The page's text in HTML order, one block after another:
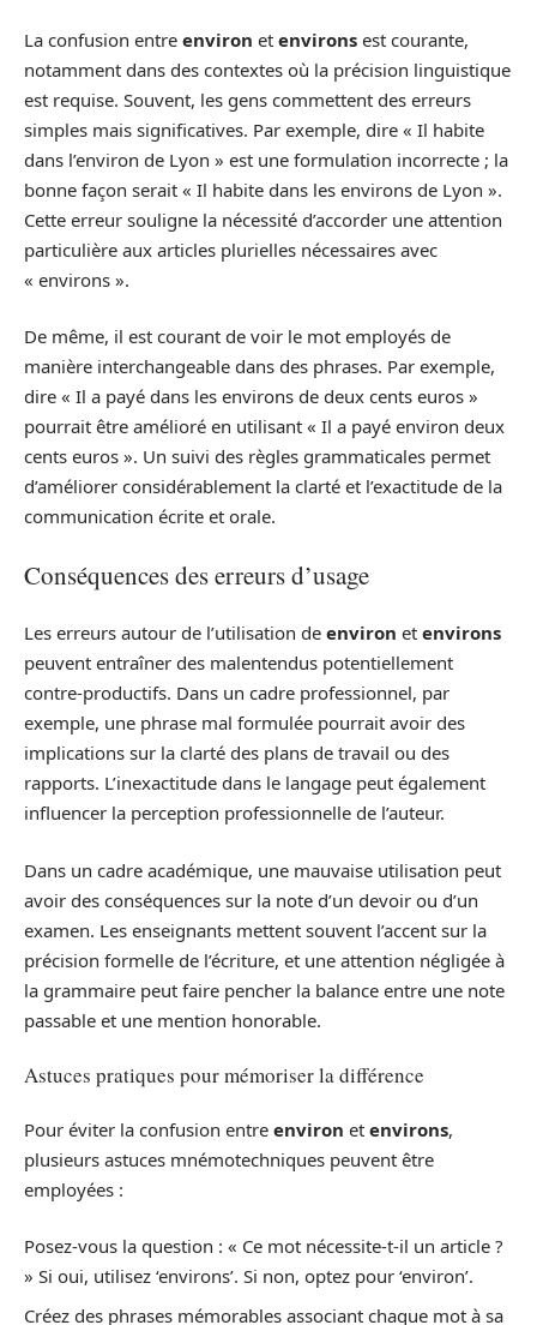
La confusion entre environ et environs est courante,
notamment dans des contextes où la précision linguistique
est requise. Souvent, les gens commettent des erreurs
simples mais significatives. Par exemple, dire « Il habite
dans l’environ de Lyon » est une formulation incorrecte ; la
bonne façon serait « Il habite dans les environs de Lyon ».
Cette erreur souligne la nécessité d’accorder une attention
particulière aux articles plurielles nécessaires avec
« environs ».
De même, il est courant de voir le mot employés de
manière interchangeable dans des phrases. Par exemple,
dire « Il a payé dans les environs de deux cents euros »
pourrait être amélioré en utilisant « Il a payé environ deux
cents euros ». Un suivi des règles grammaticales permet
d’améliorer considérablement la clarté et l’exactitude de la
communication écrite et orale.
Conséquences des erreurs d’usage
Les erreurs autour de l’utilisation de environ et environs
peuvent entraîner des malentendus potentiellement
contre-productifs. Dans un cadre professionnel, par
exemple, une phrase mal formulée pourrait avoir des
implications sur la clarté des plans de travail ou des
rapports. L’inexactitude dans le langage peut également
influencer la perception professionnelle de l’auteur.
Dans un cadre académique, une mauvaise utilisation peut
avoir des conséquences sur la note d’un devoir ou d’un
examen. Les enseignants mettent souvent l’accent sur la
précision formelle de l’écriture, et une attention négligée à
la grammaire peut faire pencher la balance entre une note
passable et une mention honorable.
Astuces pratiques pour mémoriser la différence
Pour éviter la confusion entre environ et environs,
plusieurs astuces mnémotechniques peuvent être
employées :
Posez-vous la question : « Ce mot nécessite-t-il un article ?
» Si oui, utilisez ‘environs’. Si non, optez pour ‘environ’.
Créez des phrases mémorables associant chaque mot à sa